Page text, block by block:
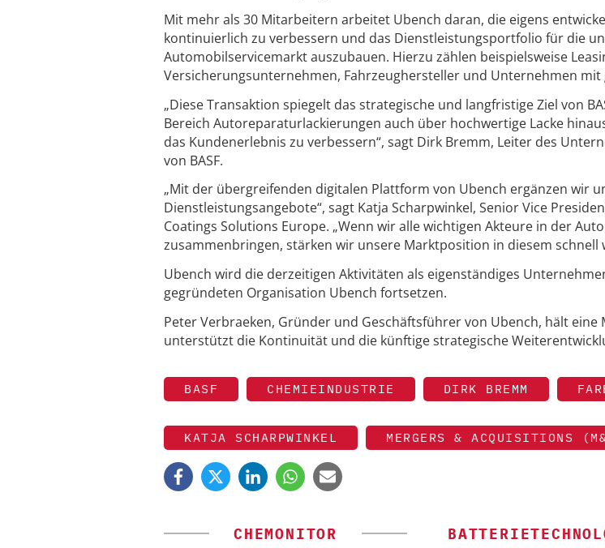
Mit mehr als 30 Mitarbeitern arbeitet Ubench daran, die eigens
kontinuierlich zu verbessern und das Dienstleistungsportfolio für die
Automobilservicemarkt auszubauen. Hierzu zählen beispielsweise
Versicherungsunternehmen, Fahrzeughersteller und Unternehmen
„Diese Transaktion spiegelt das strategische und langfristige Ziel von
Bereich Autoreparaturlackierungen auch über hochwertige Lacke
das Kundenerlebnis zu verbessern“, sagt Dirk Bremm, Leiter des
von BASF.
„Mit der übergreifenden digitalen Plattform von Ubench ergänzen wir
Dienstleistungsangebote“, sagt Katja Scharpwinkel, Senior Vice
Coatings Solutions Europe. „Wenn wir alle wichtigen Akteure in der
zusammenbringen, stärken wir unsere Marktposition in diesem schnell
Ubench wird die derzeitigen Aktivitäten als eigenständiges
gegründeten Organisation Ubench fortsetzen.
Peter Verbraeken, Gründer und Geschäftsführer von Ubench, hält
unterstützt die Kontinuität und die künftige strategische
BASF CHEMIEINDUSTRIE DIRK BREMM
KATJA SCHARPWINKEL MERGERS & ACQUISITIONS
CHEMONITOR